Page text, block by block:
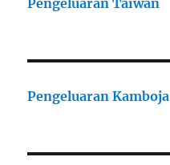
Pengeluaran Taiwan
Pengeluaran Kamboja